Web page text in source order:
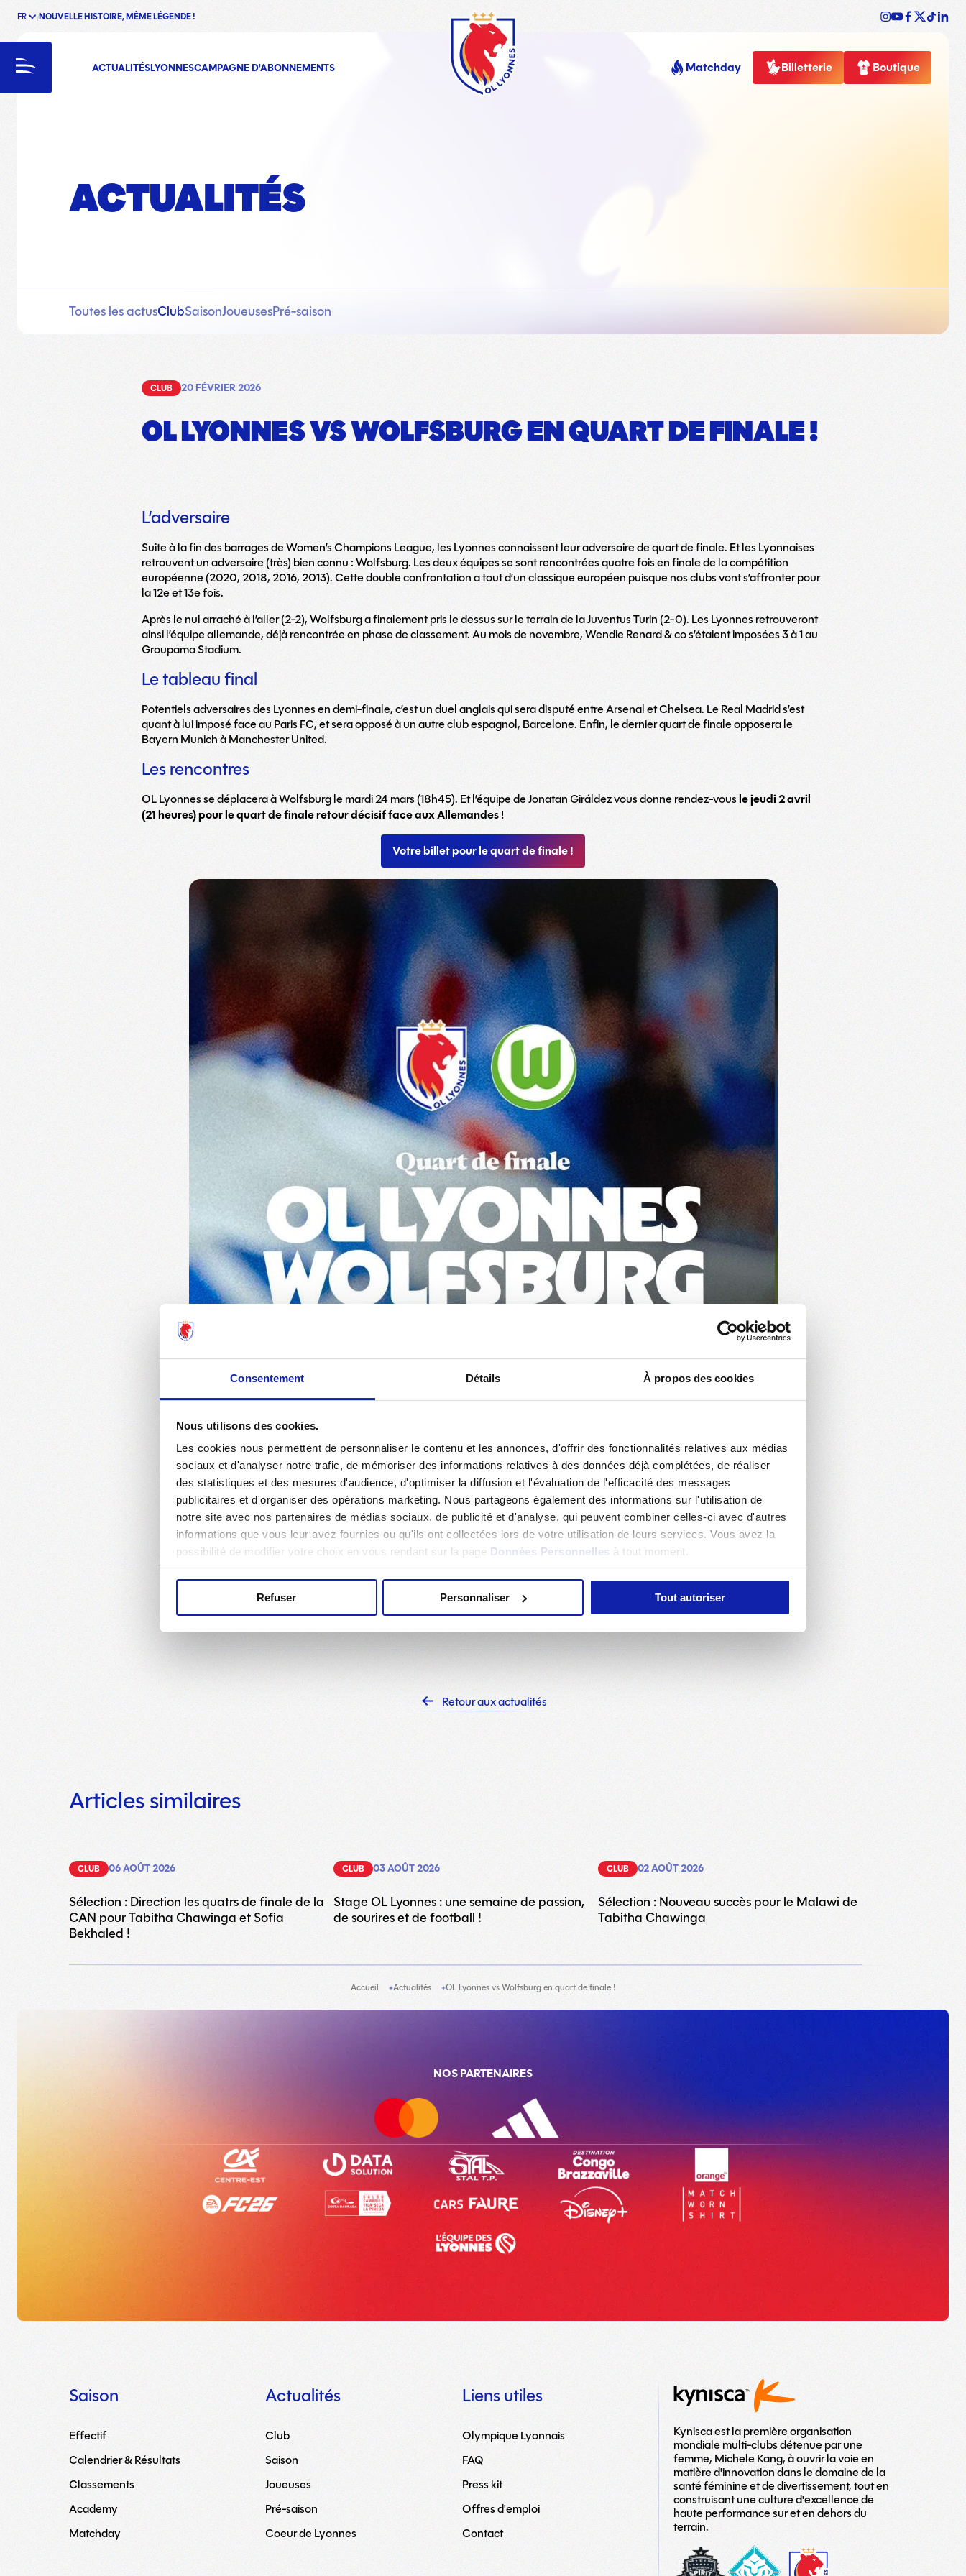
Consentement Détails À propos des cookies
Nous utilisons des cookies.
Les cookies nous permettent de personnaliser le contenu et les annonces, d'offrir des fonctionnalités relatives aux médias
sociaux et d'analyser notre trafic, de mémoriser des informations relatives à des données déjà complétées, de réaliser
des statistiques et des mesures d'audience, d'optimiser la diffusion et l'évaluation de l'efficacité des messages
publicitaires et d'organiser des opérations marketing. Nous partageons également des informations sur l'utilisation de
notre site avec nos partenaires de médias sociaux, de publicité et d'analyse, qui peuvent combiner celles-ci avec d'autres
informations que vous leur avez fournies ou qu'ils ont collectées lors de votre utilisation de leurs services. Vous avez la
possibilité de modifier votre choix en vous rendant sur la page Données Personnelles à tout moment.
Refuser Personnaliser Tout autoriser
FR NOUVELLE HISTOIRE, MÊME LÉGENDE !
Menu ACTUALITÉSLYONNESCAMPAGNE D'ABONNEMENTS Matchday Billetterie Boutique
OL
Lyonnes
ACTUALITÉS
Toutes les actusClubSaisonJoueusesPré-saison
CLUB 20 FÉVRIER 2026
OL LYONNES VS WOLFSBURG EN QUART DE FINALE !
L’adversaire
Suite à la fin des barrages de Women’s Champions League, les Lyonnes connaissent leur adversaire de quart de finale. Et les Lyonnaises
retrouvent un adversaire (très) bien connu : Wolfsburg. Les deux équipes se sont rencontrées quatre fois en finale de la compétition
européenne (2020, 2018, 2016, 2013). Cette double confrontation a tout d’un classique européen puisque nos clubs vont s’affronter pour
la 12e et 13e fois.
Après le nul arraché à l’aller (2-2), Wolfsburg a finalement pris le dessus sur le terrain de la Juventus Turin (2-0). Les Lyonnes retrouveront
ainsi l’équipe allemande, déjà rencontrée en phase de classement. Au mois de novembre, Wendie Renard & co s’étaient imposées 3 à 1 au
Groupama Stadium.
Le tableau final
Potentiels adversaires des Lyonnes en demi-finale, c’est un duel anglais qui sera disputé entre Arsenal et Chelsea. Le Real Madrid s’est
quant à lui imposé face au Paris FC, et sera opposé à un autre club espagnol, Barcelone. Enfin, le dernier quart de finale opposera le
Bayern Munich à Manchester United.
Les rencontres
OL Lyonnes se déplacera à Wolfsburg le mardi 24 mars (18h45). Et l’équipe de Jonatan Giráldez vous donne rendez-vousle jeudi 2 avril
(21 heures) pour le quart de finale retour décisif face aux Allemandes!
Votre billet pour le quart de finale !
Retour aux actualités
Articles similaires
CLUB 06 AOÛT 2026
Sélection : Direction les quatrs de finale de la
CAN pour Tabitha Chawinga et Sofia
Bekhaled !
CLUB 03 AOÛT 2026
Stage OL Lyonnes : une semaine de passion,
de sourires et de football !
CLUB 02 AOÛT 2026
Sélection : Nouveau succès pour le Malawi de
Tabitha Chawinga
Accueil Actualités OL Lyonnes vs Wolfsburg en quart de finale !
NOS PARTENAIRES
Saison
Effectif
Calendrier & Résultats
Classements
Academy
Matchday
Actualités
Club
Saison
Joueuses
Pré-saison
Coeur de Lyonnes
Liens utiles
Olympique Lyonnais
FAQ
Press kit
Offres d'emploi
Contact
Kynisca est la première organisation
mondiale multi-clubs détenue par une
femme, Michele Kang, à ouvrir la voie en
matière d'innovation dans le domaine de la
santé féminine et de divertissement, tout en
construisant une culture d'excellence de
haute performance sur et en dehors du
terrain.
washington-
spirit
London_City_Lionesses_Logo_#1-
copy
LOGO
TEAM